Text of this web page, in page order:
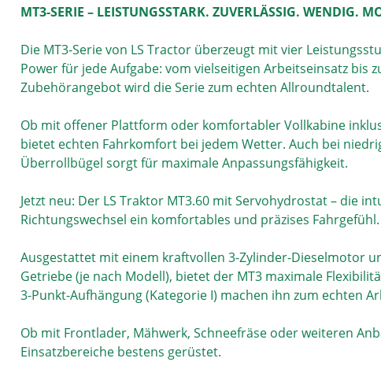
MT3-SERIE – LEISTUNGSSTARK. ZUVERLÄSSIG. WENDIG.
Die MT3-Serie von LS Tractor überzeugt mit vier
Power für jede Aufgabe: vom vielseitigen Arbeitseinsatz bis
Zubehörangebot wird die Serie zum echten Allroundtalent.
Ob mit offener Plattform oder komfortabler Vollkabine
bietet echten Fahrkomfort bei jedem Wetter. Auch bei
Überrollbügel sorgt für maximale Anpassungsfähigkeit.
Jetzt neu: Der LS Traktor MT3.60 mit Servohydrostat – die
Richtungswechsel ein komfortables und präzises Fahrgefühl.
Ausgestattet mit einem kraftvollen 3-Zylinder-Dieselmotor
Getriebe (je nach Modell), bietet der MT3 maximale
3-Punkt-Aufhängung (Kategorie I) machen ihn zum echten
Ob mit Frontlader, Mähwerk, Schneefräse oder weiteren
Einsatzbereiche bestens gerüstet.